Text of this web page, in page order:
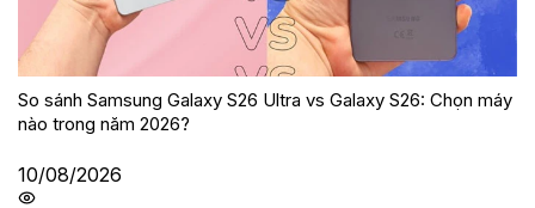
So sánh Samsung Galaxy S26 Ultra vs Galaxy S26: Chọn máy
nào trong năm 2026?
10/08/2026